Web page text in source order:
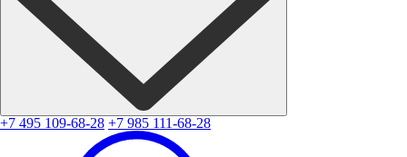
+7 495 109-68-28 +7 985 111-68-28